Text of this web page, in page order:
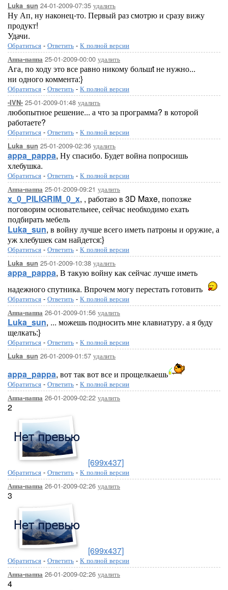
Luka_sun 24-01-2009-07:35 удалить
Ну Ап, ну наконец-то. Первый раз смотрю и сразу вижу
продукт!
Удачи.
Обратиться - Ответить - К полной версии
Аппа-паппа 25-01-2009-00:00 удалить
Ага, по ходу это все равно никому большt не нужно...
ни одного коммента:}
Обратиться - Ответить - К полной версии
-IVN- 25-01-2009-01:48 удалить
любопытное решение... а что за программа? в которой
работаете?
Обратиться - Ответить - К полной версии
Luka_sun 25-01-2009-02:36 удалить
appa_pappa, Ну спасибо. Будет война попросишь
хлебушка.
Обратиться - Ответить - К полной версии
Аппа-паппа 25-01-2009-09:21 удалить
x_0_PILIGRIM_0_x, , работаю в 3D Maxe, попозже
поговорим основательнее, сейчас необходимо ехать
подбирать мебель
Luka_sun, в войну лучше всего иметь патроны и оружие, а
уж хлебушек сам найдется:}
Обратиться - Ответить - К полной версии
Luka_sun 25-01-2009-10:38 удалить
appa_pappa, В такую войну как сейчас лучше иметь
надежного спутника. Впрочем могу перестать готовить
Обратиться - Ответить - К полной версии
Аппа-паппа 26-01-2009-01:56 удалить
Luka_sun, ... можешь подносить мне клавиатуру. а я буду
щелкать:}
Обратиться - Ответить - К полной версии
Luka_sun 26-01-2009-01:57 удалить
appa_pappa, вот так вот все и прощелкаешь
Обратиться - Ответить - К полной версии
Аппа-паппа 26-01-2009-02:22 удалить
2
[699x437]
Обратиться - Ответить - К полной версии
Аппа-паппа 26-01-2009-02:26 удалить
3
[699x437]
Обратиться - Ответить - К полной версии
Аппа-паппа 26-01-2009-02:26 удалить
4